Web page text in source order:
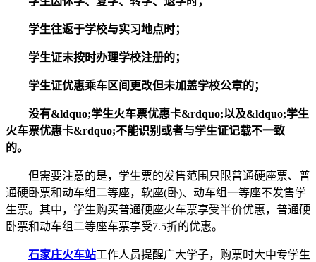
学生往返于学校与实习地点时；
学生证未按时办理学校注册的；
学生证优惠乘车区间更改但未加盖学校公章的；
没有&ldquo;学生火车票优惠卡&rdquo;以及&ldquo;学生
火车票优惠卡&rdquo;不能识别或者与学生证记载不一致
的。
但需要注意的是，学生票的发售范围只限普通硬座票、普
通硬卧票和动车组二等座，软座(卧)、动车组一等座不发售学
生票。其中，学生购买普通硬座火车票享受半价优惠，普通硬
卧票和动车组二等座车票享受7.5折的优惠。
石家庄火车站工作人员提醒广大学子，购票时大中专学生